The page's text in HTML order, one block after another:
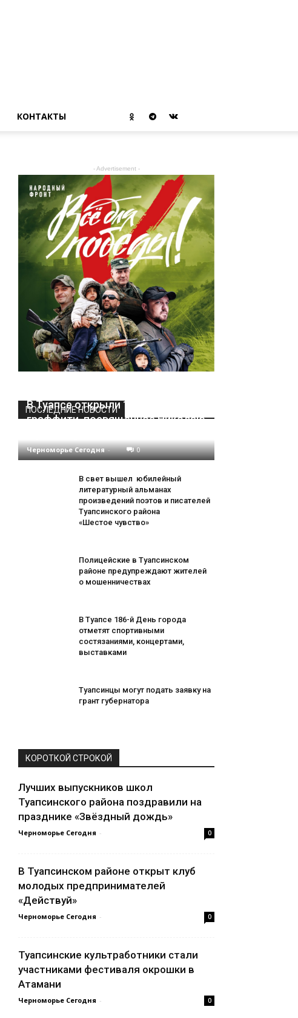
КОНТАКТЫ
- Advertisement -
ПОСЛЕДНИЕ НОВОСТИ
В Туапсе открыли 12-метровое
граффити, посвящённое Николаю
Черноморье Сегодня - 0
В свет вышел юбилейный
литературный альманах
произведений поэтов и писателей
Туапсинского района
«Шестое чувство»
Полицейские в Туапсинском
районе предупреждают жителей
о мошенничествах
В Туапсе 186-й День города
отметят спортивными
состязаниями, концертами,
выставками
Туапсинцы могут подать заявку на
грант губернатора
КОРОТКОЙ СТРОКОЙ
Лучших выпускников школ
Туапсинского района поздравили на
празднике «Звёздный дождь»
Черноморье Сегодня - 0
В Туапсинском районе открыт клуб
молодых предпринимателей
«Действуй»
Черноморье Сегодня - 0
Туапсинские культработники стали
участниками фестиваля окрошки в
Атамани
Черноморье Сегодня - 0